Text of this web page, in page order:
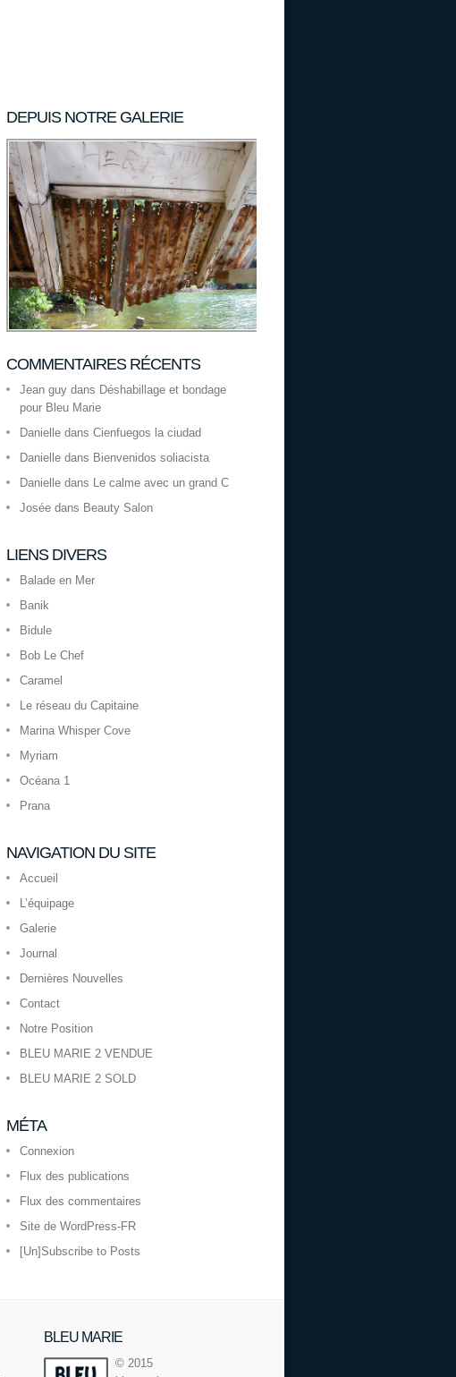
DEPUIS NOTRE GALERIE
COMMENTAIRES RÉCENTS
Jean guy dans Déshabillage et bondage
pour Bleu Marie
Danielle dans Cienfuegos la ciudad
Danielle dans Bienvenidos soliacista
Danielle dans Le calme avec un grand C
Josée dans Beauty Salon
LIENS DIVERS
Balade en Mer
Banik
Bidule
Bob Le Chef
Caramel
Le réseau du Capitaine
Marina Whisper Cove
Myriam
Océana 1
Prana
NAVIGATION DU SITE
Accueil
L’équipage
Galerie
Journal
Dernières Nouvelles
Contact
Notre Position
BLEU MARIE 2 VENDUE
BLEU MARIE 2 SOLD
MÉTA
Connexion
Flux des publications
Flux des commentaires
Site de WordPress-FR
[Un]Subscribe to Posts
BLEU MARIE
© 2015